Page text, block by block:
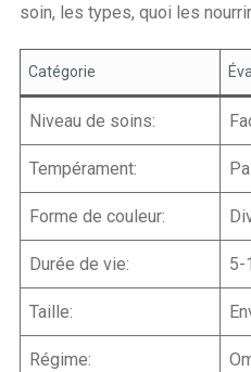
soin, les types, quoi les
Catégorie
Niveau de soins:
Tempérament:
Forme de couleur:
Durée de vie: 5-
Taille:
Régime: